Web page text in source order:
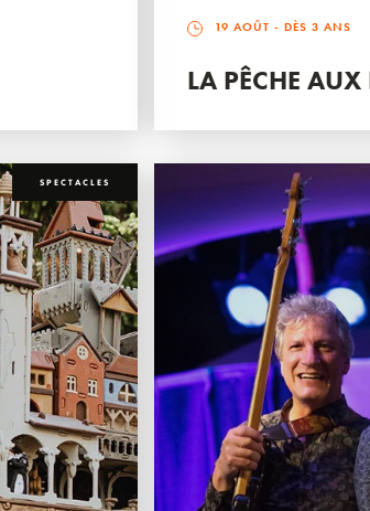
19 AOÛT - DÈS 3 ANS
LA PÊCHE AUX
SPECTACLES